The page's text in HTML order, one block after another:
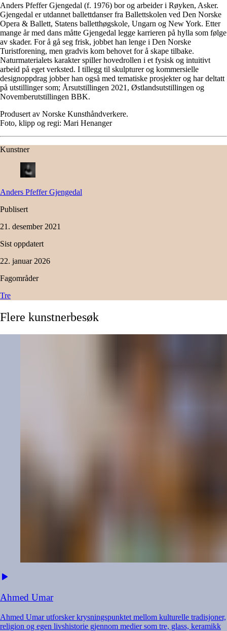
Anders Pfeffer Gjengedal (f. 1976) bor og arbeider i Røyken, Asker.
Gjengedal er utdannet ballettdanser fra Ballettskolen ved Den Norske
Opera & Ballett, Statens balletthøgskole, Ungarn og New York. Etter
mange år med dans måtte Gjengedal legge karrieren på hylla som følge
av skader. For å gå seg frisk, jobbet han lenge i Den Norske
Turistforening, men gradvis kom behovet for å skape tilbake.
Naturmaterialets karakter spiller hovedrollen i et fysisk og intuitivt
arbeid på eget verksted. I tillegg til skulpturer og kommersielle
designoppdrag jobber han også med tematiske prosjekter og har deltatt
på utstillinger som; Årsutstillingen 2021, Østlandsutstillingen og
Novemberutstillingen BBK.
Produsert av Norske Kunsthåndverkere.
Foto, klipp og regi: Mari Henanger
Kunstner
Anders Pfeffer Gjengedal
Publisert
21. desember 2021
Sist oppdatert
22. januar 2026
Fagområder
Tre
Flere kunstnerbesøk
Ahmed Umar
Ahmed Umar utforsker krysningspunktet mellom kulturelle tradisjoner,
religion og egen livshistorie gjennom medier som tre, glass, keramikk